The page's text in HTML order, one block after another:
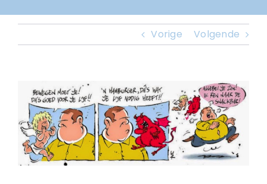
Vorige Volgende
Bekijk
grotere
afbeelding